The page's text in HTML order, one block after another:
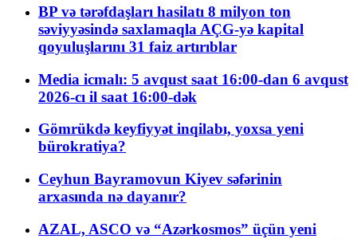
BP və tərəfdaşları hasilatı 8 milyon ton
səviyyəsində saxlamaqla AÇG-yə kapital
qoyuluşlarını 31 faiz artırıblar
Media icmalı: 5 avqust saat 16:00-dan 6 avqust
2026-cı il saat 16:00-dək
Gömrükdə keyfiyyət inqilabı, yoxsa yeni
bürokratiya?
Ceyhun Bayramovun Kiyev səfərinin
arxasında nə dayanır?
AZAL, ASCO və “Azərkosmos” üçün yeni